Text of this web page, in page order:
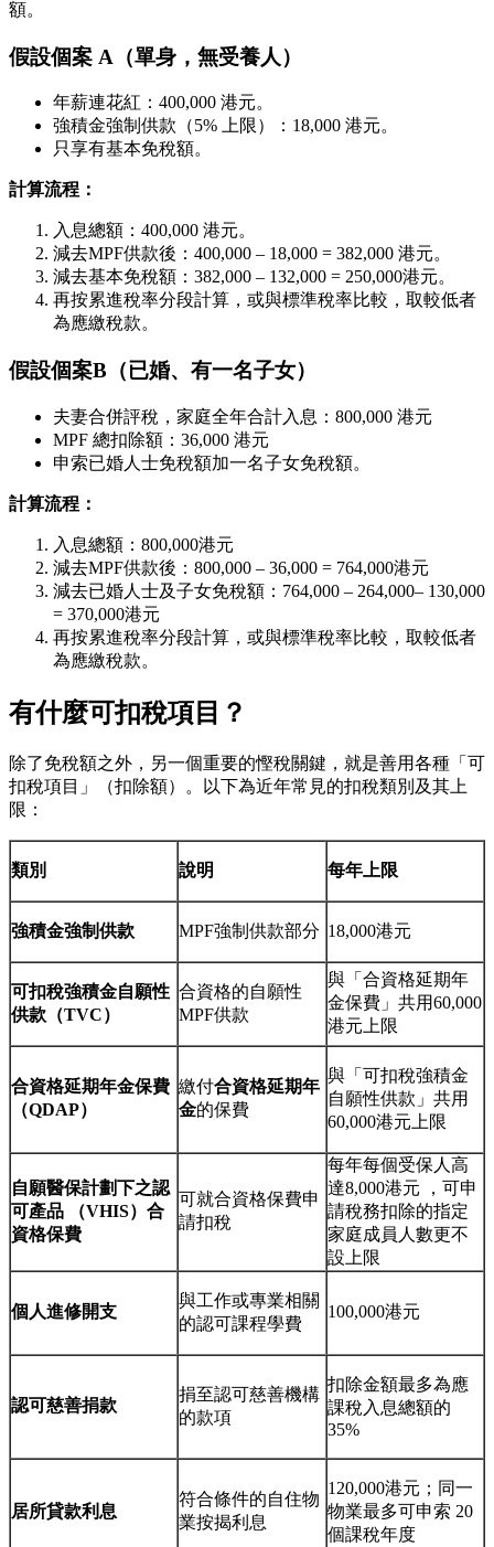
額。
假設個案 A（單身，無受養人）
年薪連花紅：400,000 港元。
強積金強制供款（5% 上限）：18,000 港元。
只享有基本免稅額。
計算流程：
入息總額：400,000 港元。
減去MPF供款後：400,000 – 18,000 = 382,000 港元。
減去基本免稅額：382,000 – 132,000 = 250,000港元。
再按累進稅率分段計算，或與標準稅率比較，取較低者
為應繳稅款。
假設個案B（已婚、有一名子女）
夫妻合併評稅，家庭全年合計入息：800,000 港元
MPF 總扣除額：36,000 港元
申索已婚人士免稅額加一名子女免稅額。
計算流程：
入息總額：800,000港元
減去MPF供款後：800,000 – 36,000 = 764,000港元
減去已婚人士及子女免稅額：764,000 – 264,000– 130,000
= 370,000港元
再按累進稅率分段計算，或與標準稅率比較，取較低者
為應繳稅款。
有什麼可扣稅項目？
除了免稅額之外，另一個重要的慳稅關鍵，就是善用各種「可
扣稅項目」（扣除額）。以下為近年常見的扣稅類別及其上
限：
類別 說明 每年上限
強積金強制供款 MPF強制供款部分 18,000港元
可扣稅強積金自願性
供款（TVC）
合資格的自願性
MPF供款
與「合資格延期年
金保費」共用60,000
港元上限
合資格延期年金保費
（QDAP）
繳付合資格延期年
金的保費
與「可扣稅強積金
自願性供款」共用
60,000港元上限
自願醫保計劃下之認
可產品 （VHIS）合
資格保費
可就合資格保費申
請扣稅
每年每個受保人高
達8,000港元 ，可申
請稅務扣除的指定
家庭成員人數更不
設上限
個人進修開支
與工作或專業相關
的認可課程學費
100,000港元
認可慈善捐款
捐至認可慈善機構
的款項
扣除金額最多為應
課稅入息總額的
35%
居所貸款利息
符合條件的自住物
業按揭利息
120,000港元；同一
物業最多可申索 20
個課稅年度